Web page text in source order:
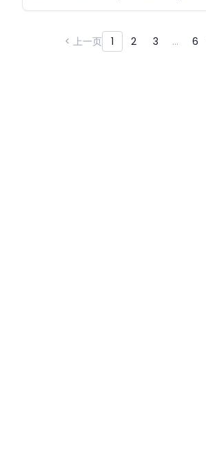
< 上一页 1 2 3 ... 6